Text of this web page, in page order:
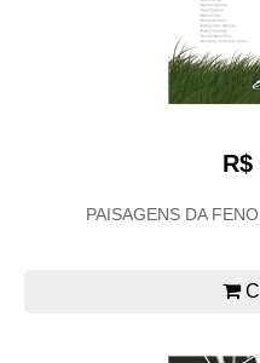
R$
PAISAGENS DA